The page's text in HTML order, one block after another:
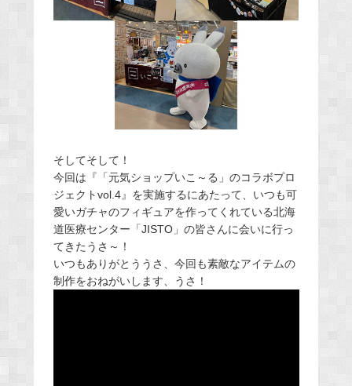
そしてそして！
今回は『「元気ショップいこ～る」のコラボプロ
ジェクトvol.4』を実施するにあたって、いつも可
愛いガチャのフィギュアを作ってくれている北海
道医療センター「JISTO」の皆さんに会いに行っ
てきたうさ～！
いつもありがとううさ、今回も素敵なアイテムの
制作をおねがいします、うさ！